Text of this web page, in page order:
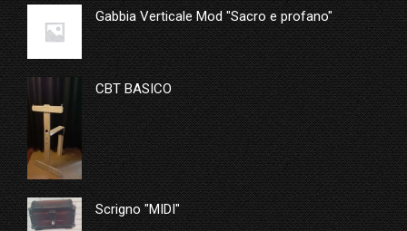
Gabbia Verticale Mod "Sacro e profano"
CBT BASICO
Scrigno "MIDI"